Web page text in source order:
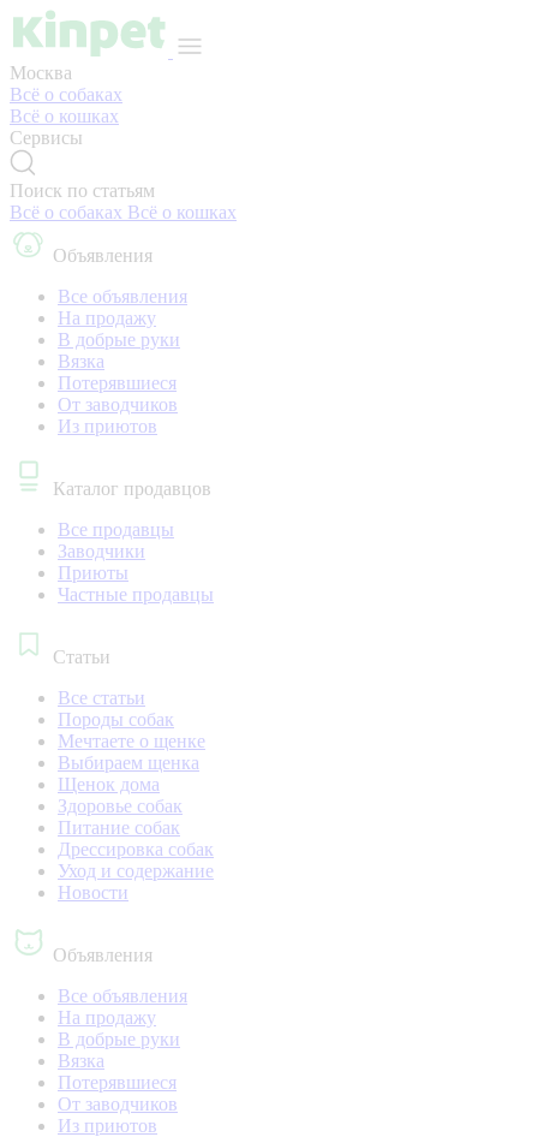
Москва
Всё о собаках
Всё о кошках
Сервисы
Поиск по статьям
Всё о собаках Всё о кошках
Объявления
Все объявления
На продажу
В добрые руки
Вязка
Потерявшиеся
От заводчиков
Из приютов
Каталог продавцов
Все продавцы
Заводчики
Приюты
Частные продавцы
Статьи
Все статьи
Породы собак
Мечтаете о щенке
Выбираем щенка
Щенок дома
Здоровье собак
Питание собак
Дрессировка собак
Уход и содержание
Новости
Объявления
Все объявления
На продажу
В добрые руки
Вязка
Потерявшиеся
От заводчиков
Из приютов